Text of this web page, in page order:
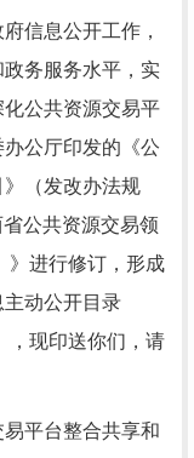
信息公开工作，
务服务水平，实
公共资源交易平
公厅印发的《公
（发改办法规
公共资源交易领
》进行修订，形成
动公开目录
，现印送你们，请
平台整合共享和